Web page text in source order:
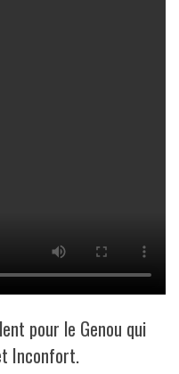
pour le Genou qui
Inconfort.